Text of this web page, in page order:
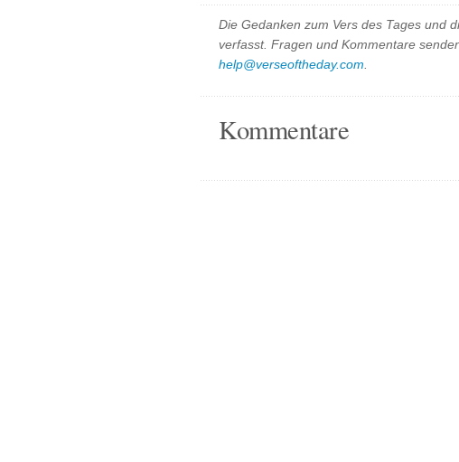
Die Gedanken zum Vers des Tages und
verfasst. Fragen und Kommentare
help@verseoftheday.com
Kommentare